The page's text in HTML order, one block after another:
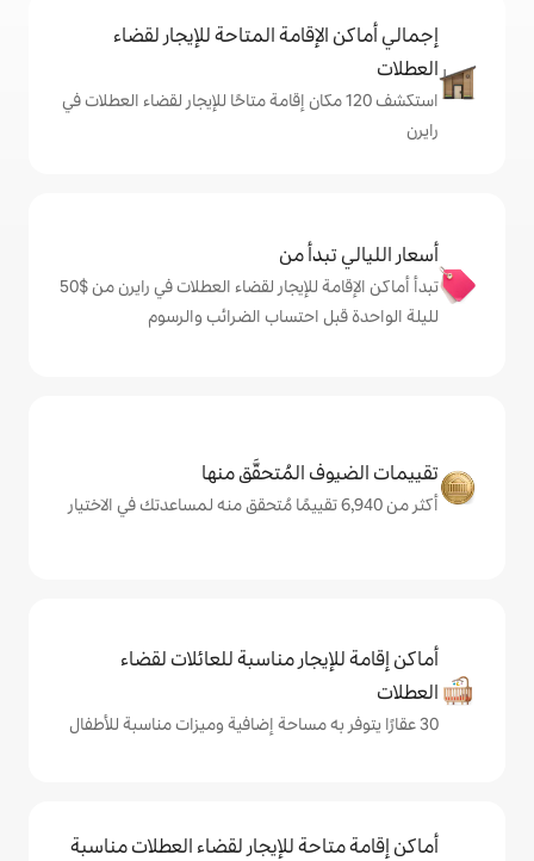
المتاحة للإيجار لقضاء
120 مكان إقامة متاحًا للإيجار لقضاء العطلات في
تبدأ أماكن الإقامة للإيجار لقضاء العطلات في رايرن من $‏50
احتساب الضرائب والرسوم
المُتحقَّق منها
مناسبة للعائلات لقضاء
للإيجار لقضاء العطلات مناسبة